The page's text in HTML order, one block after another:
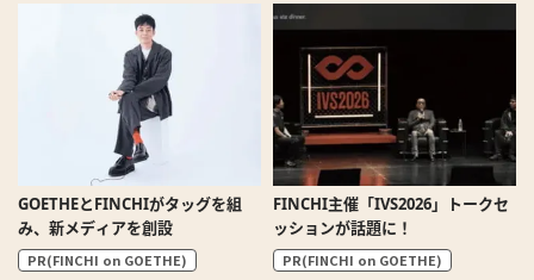
GOETHEとFINCHIがタッグを組
み、新メディアを創設
PR(FINCHI on GOETHE)
FINCHI主催「IVS2026」トークセ
ッションが話題に！
PR(FINCHI on GOETHE)